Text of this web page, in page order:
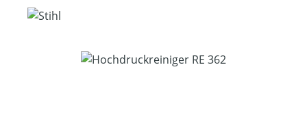
Bildergalerie überspringen